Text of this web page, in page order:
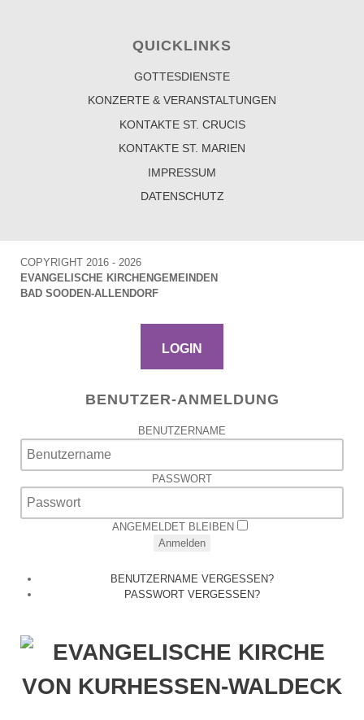
QUICKLINKS
GOTTESDIENSTE
KONZERTE & VERANSTALTUNGEN
KONTAKTE ST. CRUCIS
KONTAKTE ST. MARIEN
IMPRESSUM
DATENSCHUTZ
COPYRIGHT 2016 - 2026
EVANGELISCHE KIRCHENGEMEINDEN
BAD SOODEN-ALLENDORF
LOGIN
BENUTZER-ANMELDUNG
BENUTZERNAME
PASSWORT
ANGEMELDET BLEIBEN
Anmelden
BENUTZERNAME VERGESSEN?
PASSWORT VERGESSEN?